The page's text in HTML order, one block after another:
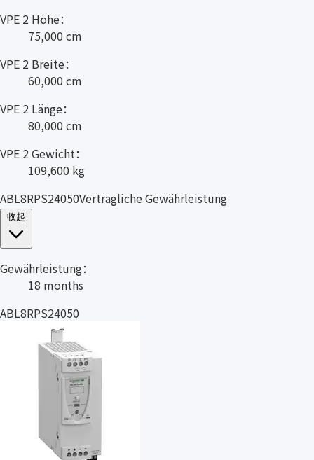
VPE 2 Höhe：
75,000 cm
VPE 2 Breite：
60,000 cm
VPE 2 Länge：
80,000 cm
VPE 2 Gewicht：
109,600 kg
ABL8RPS24050Vertragliche Gewährleistung
Gewährleistung：
18 months
ABL8RPS24050